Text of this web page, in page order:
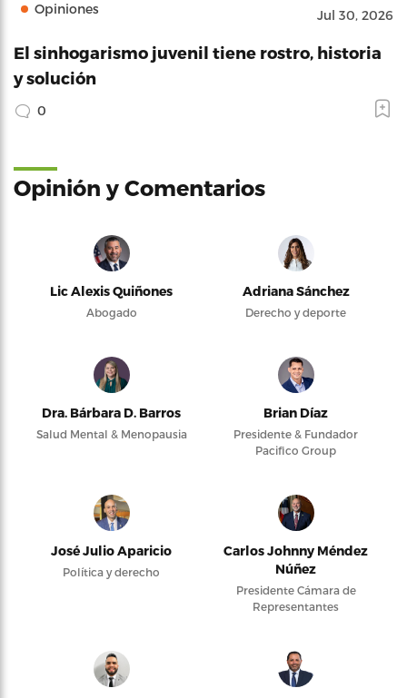
Opiniones Jul 30, 2026
El sinhogarismo juvenil tiene rostro, historia
y solución
0
Opinión y Comentarios
Lic Alexis Quiñones
Abogado
Adriana Sánchez
Derecho y deporte
Dra. Bárbara D. Barros
Salud Mental & Menopausia
Brian Díaz
Presidente & Fundador
Pacifico Group
José Julio Aparicio
Política y derecho
Carlos Johnny Méndez
Núñez
Presidente Cámara de
Representantes